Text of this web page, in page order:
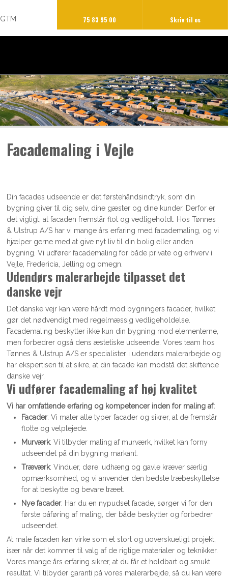
GTM 75 83 95 00 Skriv til os​
Facademaling i Vejle
​Din facades udseende er det førstehåndsindtryk, som din
bygning giver til dig selv, dine gæster og dine kunder. Derfor er
det vigtigt, at facaden fremstår flot og vedligeholdt. Hos Tønnes
& Ulstrup A/S har vi mange års erfaring med facademaling, og vi
hjælper gerne med at give nyt liv til din bolig eller anden
bygning. Vi udfører facademaling for både private og erhverv i
Vejle, Fredericia, Jelling og omegn.
Udendørs malerarbejde tilpasset det
danske vejr
Det danske vejr kan være hårdt mod bygningers facader, hvilket
gør det nødvendigt med regelmæssig vedligeholdelse.
Facademaling beskytter ikke kun din bygning mod elementerne,
men forbedrer også dens æstetiske udseende. Vores team hos
Tønnes & Ulstrup A/S er specialister i udendørs malerarbejde og
har ekspertisen til at sikre, at din facade kan modstå det skiftende
danske vejr.
Vi udfører facademaling af høj kvalitet
Vi har omfattende erfaring og kompetencer inden for maling af:
Facader: Vi maler alle typer facader og sikrer, at de fremstår
flotte og velplejede.
Murværk: Vi tilbyder maling af murværk, hvilket kan forny
udseendet på din bygning markant.
Træværk: Vinduer, døre, udhæng og gavle kræver særlig
opmærksomhed, og vi anvender den bedste træbeskyttelse
for at beskytte og bevare træet.
Nye facader: Har du en nypudset facade, sørger vi for den
første påføring af maling, der både beskytter og forbedrer
udseendet.
At male facaden kan virke som et stort og uoverskueligt projekt,
især når det kommer til valg af de rigtige materialer og teknikker.
Vores mange års erfaring sikrer, at du får et holdbart og smukt
resultat. Vi tilbyder garanti på vores malerarbejde, så du kan være